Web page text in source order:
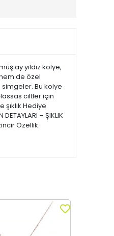
ay yıldız kolye,
de özel
simgeler. Bu kolye
ciltler için
Hediye
– ŞIKLIK
Özellik: